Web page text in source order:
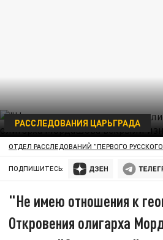
РАССЛЕДОВАНИЯ ЦАРЬГРАДА
ОТДЕЛ РАССЛЕДОВАНИЙ "ПЕРВОГО
ПОДПИШИТЕСЬ:
"Не имею отношения к
Откровения олигарха